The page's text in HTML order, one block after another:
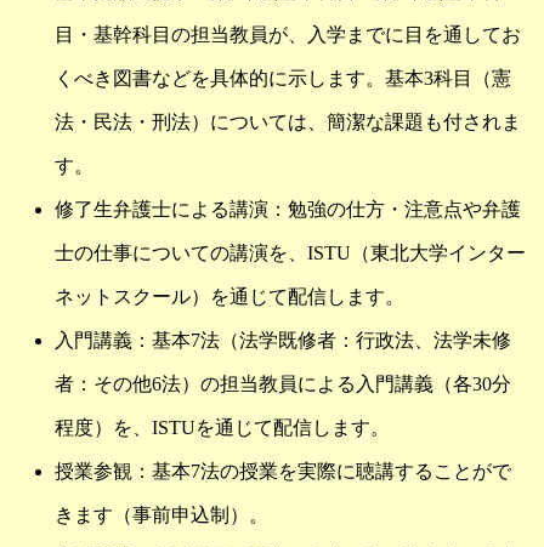
目・基幹科目の担当教員が、入学までに目を通してお
くべき図書などを具体的に示します。基本3科目（憲
法・民法・刑法）については、簡潔な課題も付されま
す。
修了生弁護士による講演：勉強の仕方・注意点や弁護
士の仕事についての講演を、ISTU（東北大学インター
ネットスクール）を通じて配信します。
入門講義：基本7法（法学既修者：行政法、法学未修
者：その他6法）の担当教員による入門講義（各30分
程度）を、ISTUを通じて配信します。
授業参観：基本7法の授業を実際に聴講することがで
きます（事前申込制）。